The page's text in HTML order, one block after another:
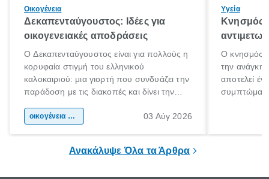
Οικογένεια
Δεκαπενταύγουστος: Ιδέες για
οικογενειακές αποδράσεις
Ο Δεκαπενταύγουστος είναι για πολλούς η
κορυφαία στιγμή του ελληνικού
καλοκαιριού: μια γιορτή που συνδυάζει την
παράδοση με τις διακοπές και δίνει την
χώρας. Είτε πρόκειται για λίγες μέρες
οικογένεια & παιδί 03 Αύγ 2026
Υγεία
Κνησμός:
Ο κνησμός
την ανάγκη
αποτελεί
Ανακάλυψε Όλα τα Άρθρα